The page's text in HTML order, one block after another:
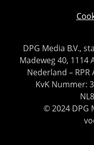
DPG Media B.V.,
Madeweg 40,
Nederland –
KvK Nummer:
© 2024 DPG